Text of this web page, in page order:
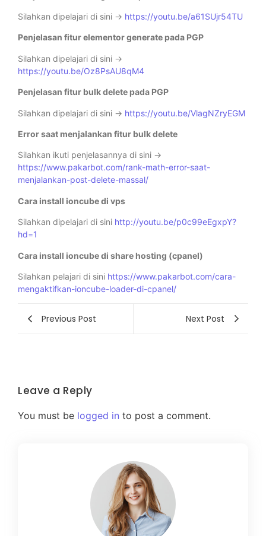
Silahkan dipelajari di sini -> https://youtu.be/a61SUjr54TU
Penjelasan fitur elementor generate pada PGP
Silahkan dipelajari di sini ->
https://youtu.be/Oz8PsAU8qM4
Penjelasan fitur bulk delete pada PGP
Silahkan dipelajari di sini -> https://youtu.be/VlagNZryEGM
Error saat menjalankan fitur bulk delete
Silahkan ikuti penjelasannya di sini ->
https://www.pakarbot.com/rank-math-error-saat-
menjalankan-post-delete-massal/
Cara install ioncube di vps
Silahkan dipelajari di sini http://youtu.be/p0c99eEgxpY?
hd=1
Cara install ioncube di share hosting (cpanel)
Silahkan pelajari di sini https://www.pakarbot.com/cara-
mengaktifkan-ioncube-loader-di-cpanel/
Previous Post Next Post
Leave a Reply
You must be logged in to post a comment.